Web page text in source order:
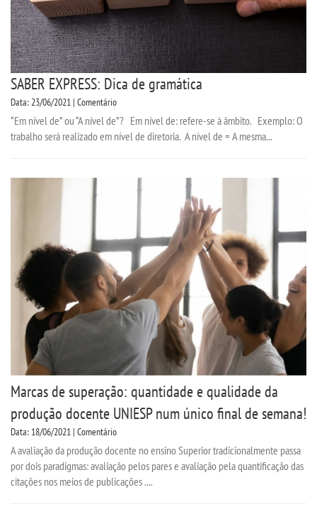
PUBLICAÇÕES
DESTAQUES
REVISTAS ELETRÔNICAS
MANUAIS
REGULAMENTOS
REGIMENTOS
RELATÓRIOS
CPA
SABER EXPRESS: Dica de gramática
Data: 23/06/2021 | Comentário
“Em nível de” ou “A nível de”? Em nível de: refere-se à âmbito. Exemplo: O
trabalho será realizado em nível de diretoria. A nível de = A mesma...
Marcas de superação: quantidade e qualidade da
produção docente UNIESP num único final de semana!
Data: 18/06/2021 | Comentário
A avaliação da produção docente no ensino Superior tradicionalmente passa
por dois paradigmas: avaliação pelos pares e avaliação pela quantificação das
citações nos meios de publicações ....